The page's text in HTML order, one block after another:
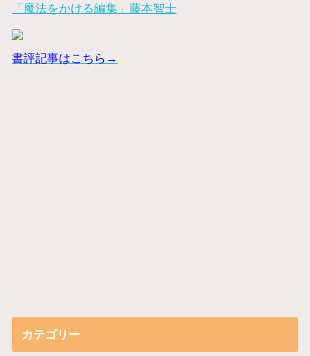
「魔法をかける編集」藤本智士
書評記事はこちら→
カテゴリー